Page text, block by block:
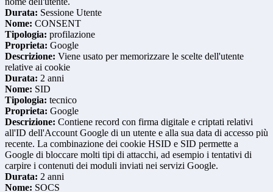
Durata: Sessione Utente
Nome: CONSENT
Tipologia: profilazione
Proprieta: Google
Descrizione: Viene usato per memorizzare le scelte dell'utente
relative ai cookie
Durata: 2 anni
Nome: SID
Tipologia: tecnico
Proprieta: Google
Descrizione: Contiene record con firma digitale e criptati relativi
all'ID dell'Account Google di un utente e alla sua data di accesso più
recente. La combinazione dei cookie HSID e SID permette a
Google di bloccare molti tipi di attacchi, ad esempio i tentativi di
carpire i contenuti dei moduli inviati nei servizi Google.
Durata: 2 anni
Nome: SOCS